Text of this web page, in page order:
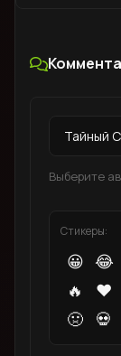
Выберите
Стикеры:
😀 😂
🔥
❤️
🤢
💀